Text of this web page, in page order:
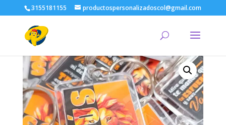
3155181155 productospersonalizadoscol@gmail.com